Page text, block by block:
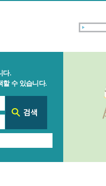
다.
할 수 있습니다.